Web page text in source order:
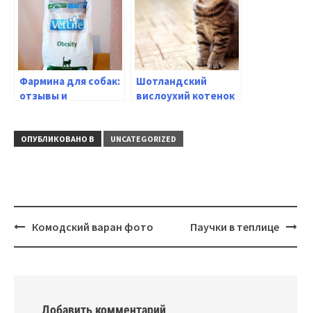
рекомендации
домашних
животных
Фармина для собак:
отзывы и
Шотландский
вислоухий котенок
ОПУБЛИКОВАНО В UNCATEGORIZED
Навигация
Комодский варан фото Паучки в теплице
Добавить комментарий